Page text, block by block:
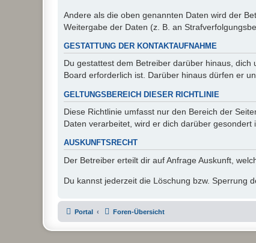
Andere als die oben genannten Daten wird der
Weitergabe der Daten (z. B. an
GESTATTUNG DER KONTAKTAUFNAHME
Du gestattest dem Betreiber darüber hinaus,
Board erforderlich ist. Darüber hinaus dürfen er
GELTUNGSBEREICH DIESER RICHTLINIE
Diese Richtlinie umfasst nur den Bereich der
Daten verarbeitet, wird er dich darüber gesondert
AUSKUNFTSRECHT
Der Betreiber erteilt dir auf Anfrage Auskunft,
Du kannst jederzeit die Löschung bzw. Sperrung
Portal Foren-Übersicht